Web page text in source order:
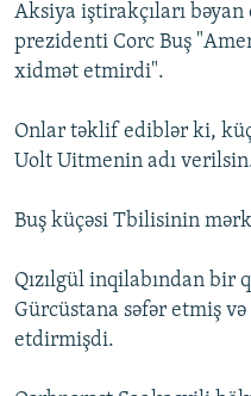
Aksiya iştirakçıları
prezidenti Corc Buş
xidmət etmirdi".
Onlar təklif ediblər ki,
Uolt Uitmenin adı
Buş küçəsi Tbilisinin
Qızılgül inqilabından bir
Gürcüstana səfər etmiş
etdirmişdi.